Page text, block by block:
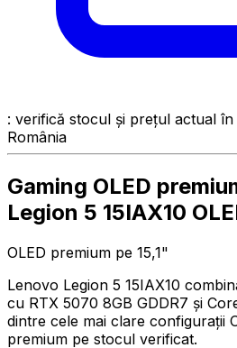
: verifică stocul și prețul actual
România
Gaming OLED
Legion 5 15IAX10
OLED premium pe 15,1"
Lenovo Legion 5 15IAX10
cu RTX 5070 8GB GDDR7 și
dintre cele mai clare configurații
premium pe stocul verificat.